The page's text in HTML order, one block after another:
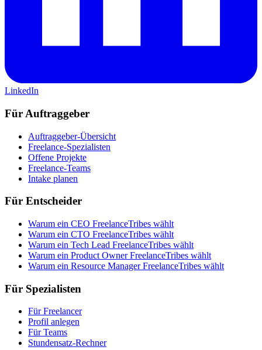
LinkedIn
Für Auftraggeber
Auftraggeber-Übersicht
Freelance-Spezialisten
Offene Projekte
Freelance-Teams
Intake planen
Für Entscheider
Warum ein CEO FreelanceTribes wählt
Warum ein CTO FreelanceTribes wählt
Warum ein Tech Lead FreelanceTribes wählt
Warum ein Product Owner FreelanceTribes wählt
Warum ein Resource Manager FreelanceTribes wählt
Für Spezialisten
Für Freelancer
Profil anlegen
Für Teams
Stundensatz-Rechner